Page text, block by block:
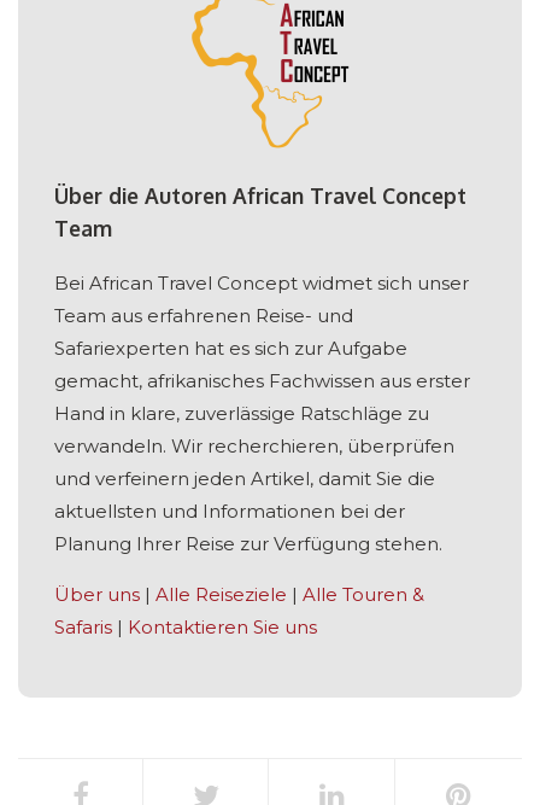
Über die Autoren African Travel Concept
Team
Bei African Travel Concept widmet sich unser
Team aus erfahrenen Reise- und
Safariexperten hat es sich zur Aufgabe
gemacht, afrikanisches Fachwissen aus erster
Hand in klare, zuverlässige Ratschläge zu
verwandeln. Wir recherchieren, überprüfen
und verfeinern jeden Artikel, damit Sie die
aktuellsten und Informationen bei der
Planung Ihrer Reise zur Verfügung stehen.
Über uns | Alle Reiseziele | Alle Touren &
Safaris | Kontaktieren Sie uns